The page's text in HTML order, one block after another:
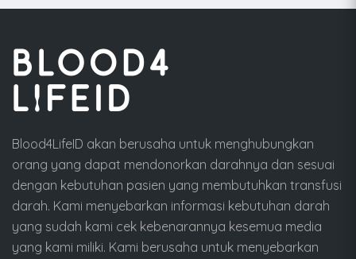
Blood4LifeID akan berusaha untuk menghubungkan
orang yang dapat mendonorkan darahnya dan sesuai
dengan kebutuhan pasien yang membutuhkan transfusi
darah. Kami menyebarkan informasi kebutuhan darah
yang sudah kami cek kebenarannya kesemua media
yang kami miliki. Kami berusaha untuk menyebarkan